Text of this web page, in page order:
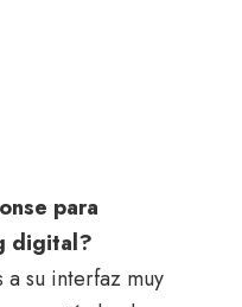
para
digital?
su interfaz muy